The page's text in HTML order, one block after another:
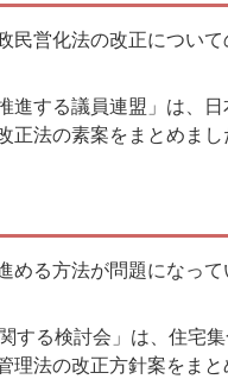
営化法の改正について
する議員連盟」は、日
法の素案をまとめまし
る方法が問題になって
る検討会」は、住宅集
法の改正方針案をまと